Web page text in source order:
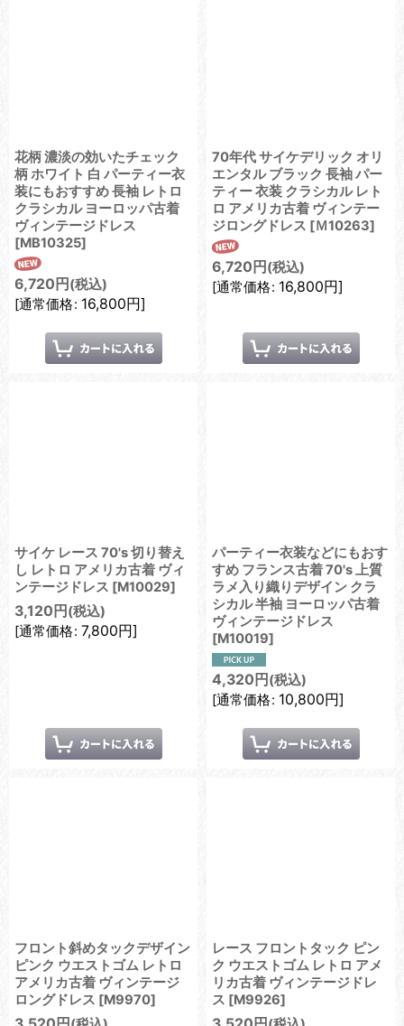
花柄 濃淡の効いたチェック
柄 ホワイト 白 パーティー衣
装にもおすすめ 長袖 レトロ
クラシカル ヨーロッパ古着
ヴィンテージドレス
[MB10325]
6,720 円 (税込)
[通常価格: 16,800円]
70年代 サイケデリック オリ
エンタル ブラック 長袖 パー
ティー 衣装 クラシカル レト
ロ アメリカ古着 ヴィンテー
ジロングドレス [Ｍ10263]
6,720 円 (税込)
[通常価格: 16,800円]
サイケ レース 70's 切り替え
し レトロ アメリカ古着 ヴィ
ンテージドレス [M10029]
3,120 円 (税込)
[通常価格: 7,800円]
パーティー衣装などにもおす
すめ フランス古着 70's 上質
ラメ入り織りデザイン クラ
シカル 半袖 ヨーロッパ古着
ヴィンテージドレス
[M10019]
4,320 円 (税込)
[通常価格: 10,800円]
フロント斜めタックデザイン
ピンク ウエストゴム レトロ
アメリカ古着 ヴィンテージ
ロングドレス [M9970]
レース フロントタック ピン
ク ウエストゴム レトロ アメ
リカ古着 ヴィンテージドレ
ス [M9926]